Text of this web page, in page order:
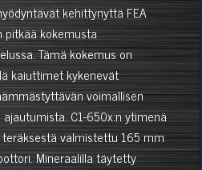
kehittynyttä FEA
pitkää kokemusta
Tämä kokemus on
kaiuttimet kykenevät
voimallisen
C1-650x:n ytimenä
valmistettu 165 mm
Mineraalilla täytetty